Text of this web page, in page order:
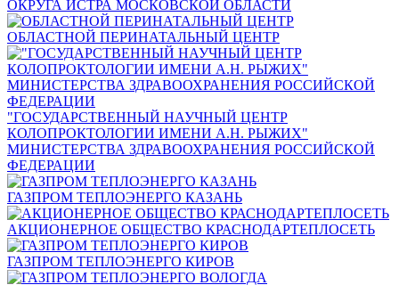
ОКРУГА ИСТРА МОСКОВСКОЙ ОБЛАСТИ
ОБЛАСТНОЙ ПЕРИНАТАЛЬНЫЙ ЦЕНТР
"ГОСУДАРСТВЕННЫЙ НАУЧНЫЙ ЦЕНТР
КОЛОПРОКТОЛОГИИ ИМЕНИ А.Н. РЫЖИХ"
МИНИСТЕРСТВА ЗДРАВООХРАНЕНИЯ РОССИЙСКОЙ
ФЕДЕРАЦИИ
ГАЗПРОМ ТЕПЛОЭНЕРГО КАЗАНЬ
АКЦИОНЕРНОЕ ОБЩЕСТВО КРАСНОДАРТЕПЛОСЕТЬ
ГАЗПРОМ ТЕПЛОЭНЕРГО КИРОВ